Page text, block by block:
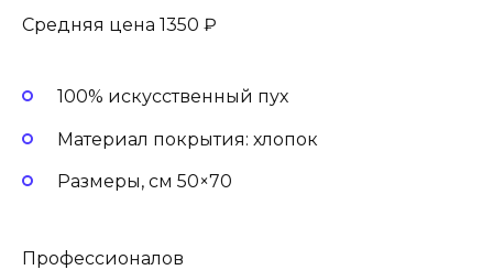
Средняя цена 1350 ₽
100% искусственный пух
Материал покрытия: хлопок
Размеры, см 50×70
Профессионалов